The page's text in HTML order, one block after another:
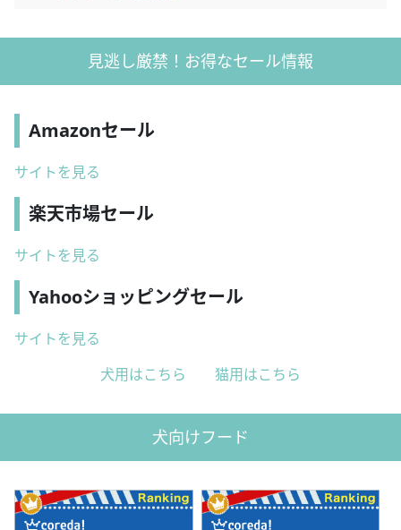
見逃し厳禁！お得なセール情報
Amazonセール
サイトを見る
楽天市場セール
サイトを見る
Yahooショッピングセール
サイトを見る
犬用はこちら
猫用はこちら
犬向けフード